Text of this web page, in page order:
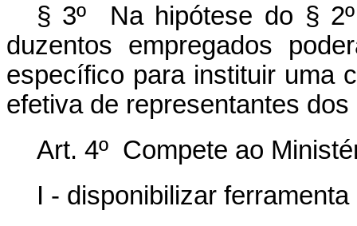
§ 3º Na hipótese do §
duzentos empregados
específico para instituir uma
efetiva de representantes
Art. 4º Compete ao
I - disponibilizar